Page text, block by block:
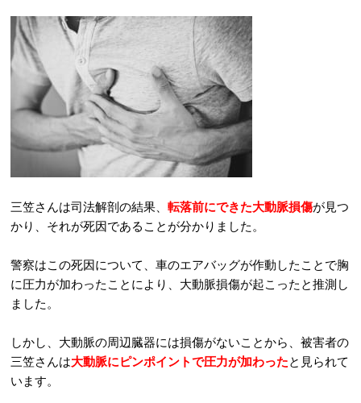
三笠さんは司法解剖の結果、 転落前にできた大動脈損傷が見つ
かり、それが死因であることが分かりました。
警察はこの死因について、車のエアバッグが作動したことで胸
に圧力が加わったことにより、大動脈損傷が起こったと推測し
ました。
しかし、大動脈の周辺臓器には損傷がないことから、被害者の
三笠さんは大動脈にピンポイントで圧力が加わったと見られて
います。